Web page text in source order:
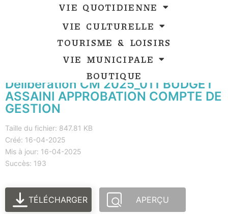
VIE QUOTIDIENNE
VIE CULTURELLE
TOURISME & LOISIRS
VIE MUNICIPALE
BOUTIQUE
Délibération CM 2025_011 BUDGET
ASSAINI APPROBATION COMPTE DE
GESTION
Taille du fichier: 847.81 KB
Créé: 16-04-2025
Mis à jour: 16-04-2025
Succès: 193
TÉLÉCHARGER APERÇU